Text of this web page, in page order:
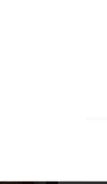
de
Pizza
de